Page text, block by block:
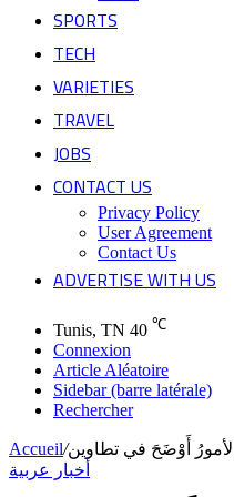
SPORTS
TECH
VARIETIES
TRAVEL
JOBS
CONTACT US
Privacy Policy
User Agreement
Contact Us
ADVERTISE WITH US
Tunis, TN 40 ℃
Connexion
Article Aléatoire
Sidebar (barre latérale)
Rechercher
Accueil/أَوْضَحَ في تطاوين
أخبار عربية